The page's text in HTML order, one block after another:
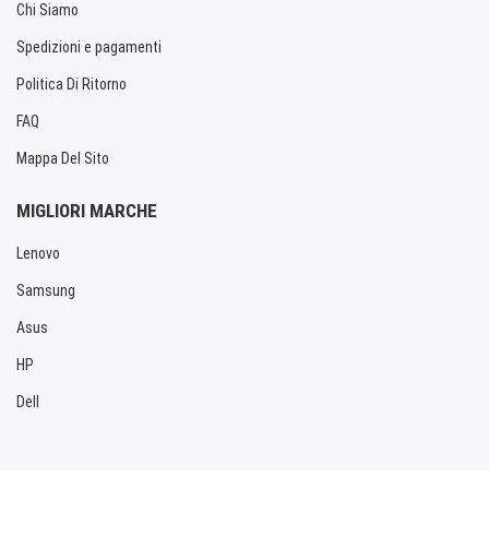
Chi Siamo
Spedizioni e pagamenti
Politica Di Ritorno
FAQ
Mappa Del Sito
MIGLIORI MARCHE
Lenovo
Samsung
Asus
HP
Dell